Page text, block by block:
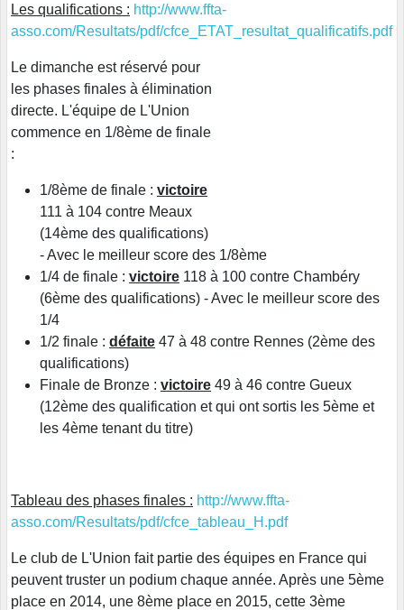
Les qualifications : http://www.ffta-
asso.com/Resultats/pdf/cfce_ETAT_resultat_qualificatifs.pdf
Le dimanche est réservé pour
les phases finales à élimination
directe. L'équipe de L'Union
commence en 1/8ème de finale
:
1/8ème de finale : victoire
111 à 104 contre Meaux
(14ème des qualifications)
- Avec le meilleur score des 1/8ème
1/4 de finale : victoire 118 à 100 contre Chambéry
(6ème des qualifications) - Avec le meilleur score des
1/4
1/2 finale : défaite 47 à 48 contre Rennes (2ème des
qualifications)
Finale de Bronze : victoire 49 à 46 contre Gueux
(12ème des qualification et qui ont sortis les 5ème et
les 4ème tenant du titre)
Tableau des phases finales : http://www.ffta-
asso.com/Resultats/pdf/cfce_tableau_H.pdf
Le club de L'Union fait partie des équipes en France qui
peuvent truster un podium chaque année. Après une 5ème
place en 2014, une 8ème place en 2015, cette 3ème